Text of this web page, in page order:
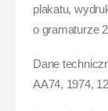
plakatu,
o gramaturze
Dane
AA74, 1974,